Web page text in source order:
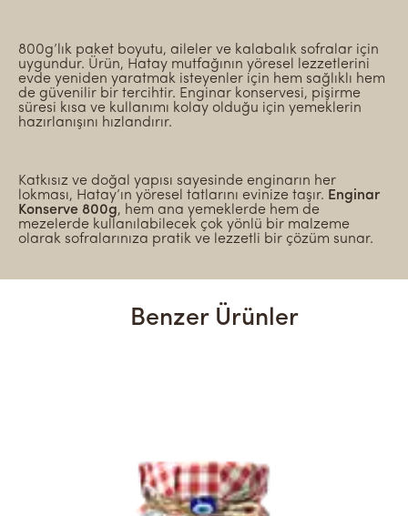
800g’lık paket boyutu, aileler ve kalabalık sofralar için
uygundur. Ürün, Hatay mutfağının yöresel lezzetlerini
evde yeniden yaratmak isteyenler için hem sağlıklı hem
de güvenilir bir tercihtir. Enginar konservesi, pişirme
süresi kısa ve kullanımı kolay olduğu için yemeklerin
hazırlanışını hızlandırır.
Katkısız ve doğal yapısı sayesinde enginarın her
lokması, Hatay’ın yöresel tatlarını evinize taşır. Enginar
Konserve 800g, hem ana yemeklerde hem de
mezelerde kullanılabilecek çok yönlü bir malzeme
olarak sofralarınıza pratik ve lezzetli bir çözüm sunar.
Benzer Ürünler